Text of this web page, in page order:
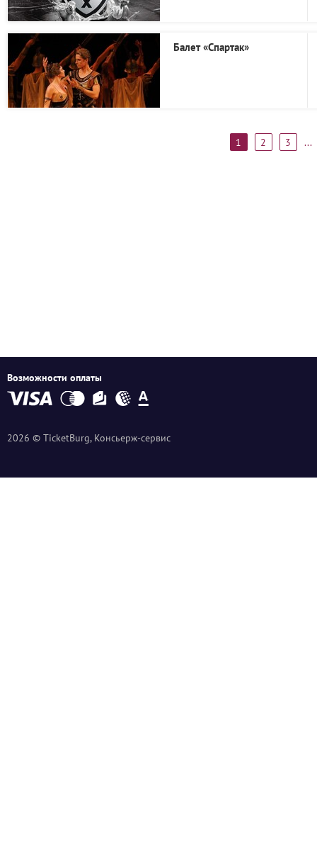
Балет «Спартак»
1 2 3 ...
Возможности оплаты
2026 © TicketBurg, Консьерж-сервис